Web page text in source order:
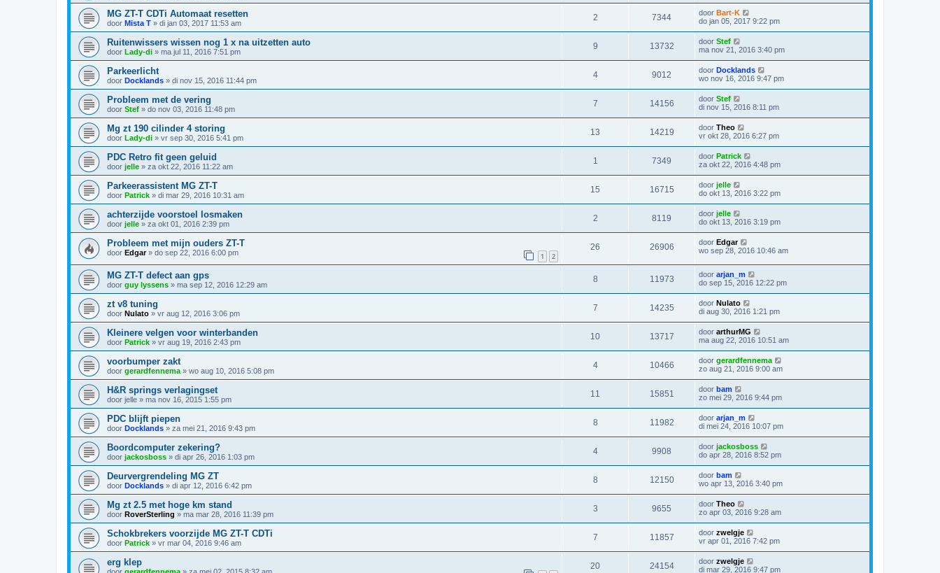
MG ZT-T CDTi Automaat resetten
door Mista T » di jan 03, 2017 11:53 am
2 7344 door Bart-K
do jan 05, 2017 9:22 pm
Ruitenwissers wissen nog 1 x na uitzetten auto
door Lady-di » ma jul 11, 2016 7:51 pm
9 13732 door Stef
ma nov 21, 2016 3:40 pm
Parkeerlicht
door Docklands » di nov 15, 2016 11:44 pm
4 9012 door Docklands
wo nov 16, 2016 9:47 pm
Probleem met de vering
door Stef » do nov 03, 2016 11:48 pm
7 14156 door Stef
di nov 15, 2016 8:11 pm
Mg zt 190 cilinder 4 storing
door Lady-di » vr sep 30, 2016 5:41 pm
13 14219 door Theo
vr okt 28, 2016 6:27 pm
PDC Retro fit geen geluid
door jelle » za okt 22, 2016 11:22 am
1 7349 door Patrick
za okt 22, 2016 4:48 pm
Parkeerassistent MG ZT-T
door Patrick » di mar 29, 2016 10:31 am
15 16715 door jelle
do okt 13, 2016 3:22 pm
achterzijde voorstoel losmaken
door jelle » za okt 01, 2016 2:39 pm
2 8119 door jelle
do okt 13, 2016 3:19 pm
Probleem met mijn ouders ZT-T
door Edgar» do sep 22, 2016 6:00 pm 1 2
26 26906 door Edgar
wo sep 28, 2016 10:46 am
MG ZT-T defect aan gps
door guy lyssens » ma sep 12, 2016 12:29 am
8 11973 door arjan_m
do sep 15, 2016 12:22 pm
zt v8 tuning
door Nulato » vr aug 12, 2016 3:06 pm
7 14235 door Nulato
di aug 30, 2016 1:21 pm
Kleinere velgen voor winterbanden
door Patrick » vr aug 19, 2016 2:43 pm
10 13717 door arthurMG
ma aug 22, 2016 10:51 am
voorbumper zakt
door gerardfennema » wo aug 10, 2016 5:08 pm
4 10466 door gerardfennema
zo aug 21, 2016 9:00 am
H&R springs verlagingset
door jelle » ma nov 16, 2015 1:55 pm
11 15851 door bam
zo mei 29, 2016 9:44 pm
PDC blijft piepen
door Docklands » za mei 21, 2016 9:43 pm
8 11982 door arjan_m
di mei 24, 2016 10:07 pm
Boordcomputer zekering?
door jackosboss » di apr 26, 2016 1:03 pm
4 9908 door jackosboss
do apr 28, 2016 8:52 pm
Deurvergrendeling MG ZT
door Docklands » di apr 12, 2016 6:42 pm
8 12150 door bam
wo apr 13, 2016 3:40 pm
Mg zt 2.5 met hoge km stand
door RoverSterling » ma mar 28, 2016 11:39 pm
3 9655 door Theo
zo apr 03, 2016 9:28 am
Schokbrekers voorzijde MG ZT-T CDTi
door Patrick » vr mar 04, 2016 9:46 am
7 11857 door zwelgje
vr apr 01, 2016 7:42 pm
erg klep 20 24154 door zwelgje
di mar 29, 2016 9:47 pm